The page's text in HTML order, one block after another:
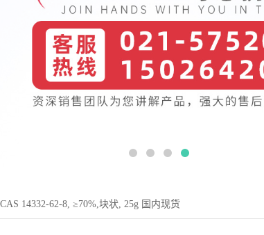
14332-62-8, ≥70%,块状, 25g 国内现货